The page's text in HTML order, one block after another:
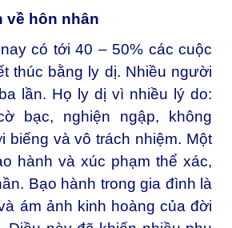
về hôn nhân
có tới 40 – 50% các cuộc
thúc bằng ly dị. Nhiều người
lần. Họ ly dị vì nhiều lý do:
bạc, nghiện ngập, không
biếng và vô trách nhiệm. Một
hành và xúc phạm thể xác,
Bạo hành trong gia đình là
ám ảnh kinh hoàng của đời